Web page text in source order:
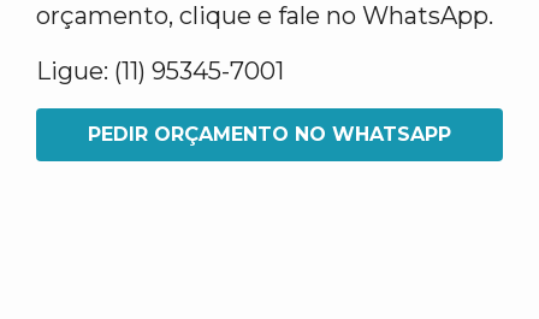
orçamento, clique e fale no WhatsApp.
Ligue: (11) 95345-7001
PEDIR ORÇAMENTO NO WHATSAPP